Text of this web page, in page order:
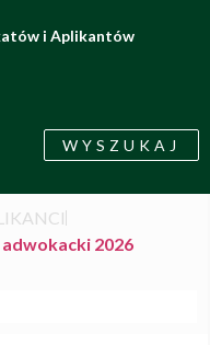
i Aplikantów
WYSZUKAJ
adwokacki 2026